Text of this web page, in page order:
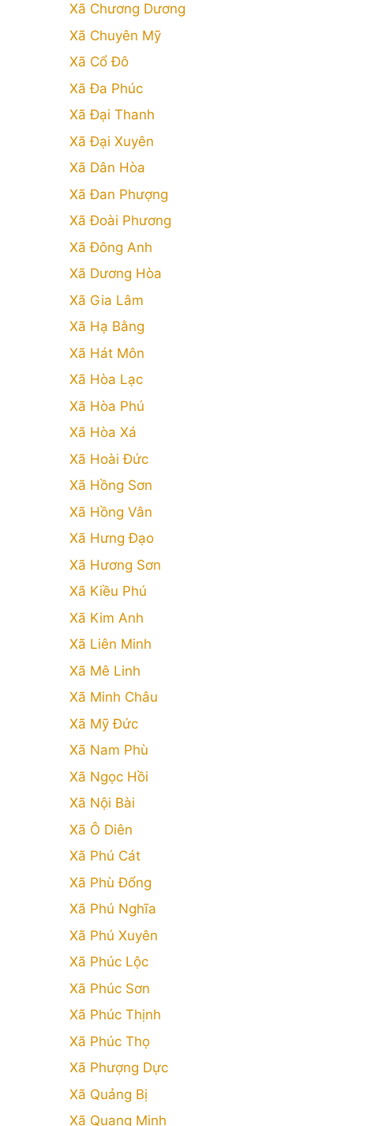
Xã Chương Dương
Xã Chuyên Mỹ
Xã Cổ Đô
Xã Đa Phúc
Xã Đại Thanh
Xã Đại Xuyên
Xã Dân Hòa
Xã Đan Phượng
Xã Đoài Phương
Xã Đông Anh
Xã Dương Hòa
Xã Gia Lâm
Xã Hạ Bằng
Xã Hát Môn
Xã Hòa Lạc
Xã Hòa Phú
Xã Hòa Xá
Xã Hoài Đức
Xã Hồng Sơn
Xã Hồng Vân
Xã Hưng Đạo
Xã Hương Sơn
Xã Kiều Phú
Xã Kim Anh
Xã Liên Minh
Xã Mê Linh
Xã Minh Châu
Xã Mỹ Đức
Xã Nam Phù
Xã Ngọc Hồi
Xã Nội Bài
Xã Ô Diên
Xã Phú Cát
Xã Phù Đổng
Xã Phú Nghĩa
Xã Phú Xuyên
Xã Phúc Lộc
Xã Phúc Sơn
Xã Phúc Thịnh
Xã Phúc Thọ
Xã Phượng Dực
Xã Quảng Bị
Xã Quang Minh